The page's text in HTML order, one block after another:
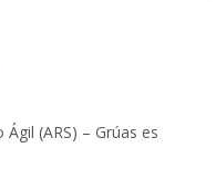
(ARS) – Grúas es